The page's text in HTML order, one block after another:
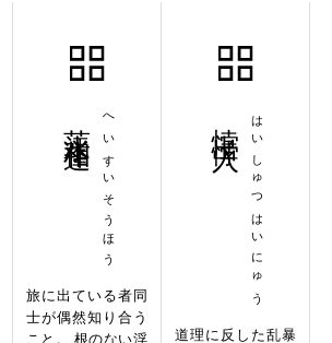
へいすいそうほう
旅に出ている者同
士が偶然知り合う
こと。 根のない浮
はいしゅつはいにゅう
道理に反した乱暴